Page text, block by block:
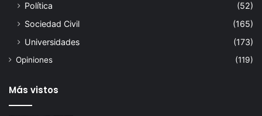
Política
(52)
Sociedad Civil
(165)
Universidades
(173)
Opiniones (119)
Más vistos